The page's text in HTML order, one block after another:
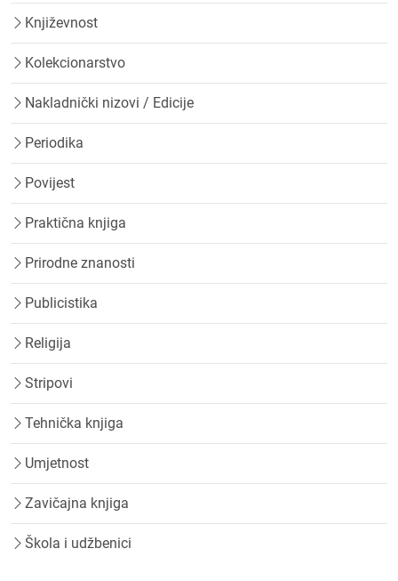
Književnost
Kolekcionarstvo
Nakladnički nizovi / Edicije
Periodika
Povijest
Praktična knjiga
Prirodne znanosti
Publicistika
Religija
Stripovi
Tehnička knjiga
Umjetnost
Zavičajna knjiga
Škola i udžbenici